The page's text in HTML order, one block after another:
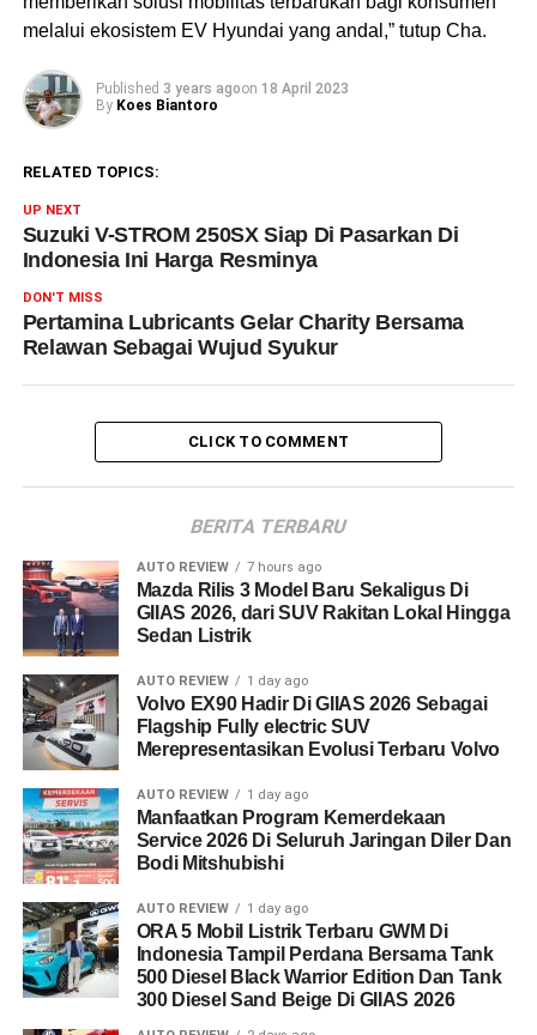
melalui ekosistem EV Hyundai yang andal,” tutup Cha.
Published 3 years agoon 18 April 2023
By Koes Biantoro
RELATED TOPICS:
UP NEXT
Suzuki V-STROM 250SX Siap Di Pasarkan Di
Indonesia Ini Harga Resminya
DON'T MISS
Pertamina Lubricants Gelar Charity Bersama
Relawan Sebagai Wujud Syukur
CLICK TO COMMENT
BERITA TERBARU
AUTO REVIEW 7 hours ago
Mazda Rilis 3 Model Baru Sekaligus Di
GIIAS 2026, dari SUV Rakitan Lokal Hingga
Sedan Listrik
AUTO REVIEW 1 day ago
Volvo EX90 Hadir Di GIIAS 2026 Sebagai
Flagship Fully electric SUV
Merepresentasikan Evolusi Terbaru Volvo
AUTO REVIEW 1 day ago
Manfaatkan Program Kemerdekaan
Service 2026 Di Seluruh Jaringan Diler Dan
Bodi Mitshubishi
AUTO REVIEW 1 day ago
ORA 5 Mobil Listrik Terbaru GWM Di
Indonesia Tampil Perdana Bersama Tank
500 Diesel Black Warrior Edition Dan Tank
300 Diesel Sand Beige Di GIIAS 2026